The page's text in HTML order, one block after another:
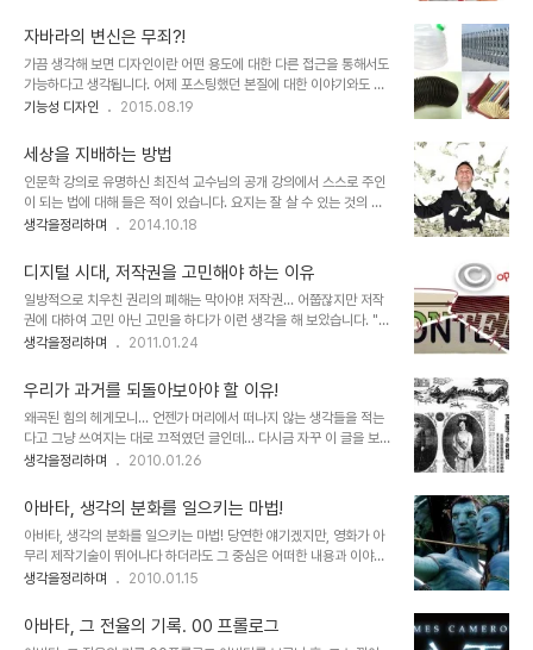
금껏 살아오면서 경험한 분명한 변..
를 비롯해 그간 이 땅에서 벌어져 온 많은 일들에서 그러한 예는 어렵
잖게 볼 수 있습니다. 물론 전적으로 저의 관점이겠지만요. 어쨌든 -듣
고 보고 배워서 그런 건지는 알 수 없지만- 사람들이 줄곧 좋고 나쁨을
구분하려 드는 건 본능 때문인 듯합니다. 아니라면 왜 그러는 걸까요?!
그렇다고 좋은 것과 나쁜 것이란 정해져 있는 것도 아닌 듯한데... 이미
하..
자바라의 변신은 무죄?!
가끔 생각해 보면 디자인이란 어떤 용도에 대한 다른 접근을 통해서도
가능하다고 생각됩니다. 어제 포스팅했던 본질에 대한 이야기와도 연
결되는 것이죠. 누군가 특정한 목적을 가지고 무언가 만들었다 하더라
도 하기 때문입니다. 말하자면 그때 본질은 변한 것이라 할 수 있을 겁
니다. 본질의 왜곡과 변형, 우리가 답이라고 생각하는 건... 자바라라고
알려진 이러한 형태의 디자인은 용도는 달라도 용도에 이용되는 목적
은 동일하지 않을까 싶은데... -또 그러고 보니 자바라 디자인은 누가
처음 한건지.. 정말 대단한 발상이었다는 것이 새롭게 와 닿습니다.-
또다시 "왜 이걸 생각하지 못..
기능성 디자인 2015.08.19
세상을 지배하는 방법
인문학 강의로 유명하신 최진석 교수님의 공개 강의에서 스스로 주인
이 되는 법에 대해 들은 적이 있습니다. 요지는 잘 살 수 있는 것의 해
답, 그건 자기 기준을 가져야 한다는 주장이었습니다. 워낙 달변가시고
력 있게 느껴졌지만, 이내 시간이 흐를수록 그 생각에 대한 접점은 멀
어지는 기분이었습니다. 그래서 왜 그랬을까??를 생각해 보았습니다.
그러니까 본 포스트는 그것에 대해 나름 생각한 이유를 정리하고, 어느
분들이라도 생각을 나눴으면 하는 바램으로 남기는 글입니다. 뭐~ 그
렇지 않은 글이 어디 있겠습니까마는... ^^; 최진석 교수님께서 하신 말
을 누구나 갖기란 어려운 구..
생각을정리하며 2014.10.18
디지털 시대, 저작권을 고민해야 하는 이유
일방적으로 치우친 권리의 폐해는 막아야! 저작권... 어쭙잖지만 저작
권에 대하여 고민 아닌 고민을 하다가 이런 생각을 해 보았습니다. "어
떠한 권리가 한쪽으로 치우쳤을 땐 반드시 문제가 발생하기 마련이
에 이르렀다고 봅니다. 물론 현재, 어떤 누구라도 이 디지털 시대의 저
작권에 대하여 명쾌한 답을 내놓긴 어려울 것이라 생각합니다. 뭐, 혼
자라면 어떤 특정한 방법을 포함하여 어떤 주장이든 펼칠 수는 있겠지
만... ▲ Illustration by Minh Uong/The New York Times
Published: March 1, 2009 음악이나, 책, 글 그림 등등... 이러한
생각을정리하며 2011.01.24
우리가 과거를 되돌아보아야 할 이유!
왜곡된 힘의 헤게모니... 언젠가 머리에서 떠나지 않는 생각들을 적는
다고 그냥 쓰여지는 대로 끄적였던 글인데... 다시금 자꾸 이 글을 보게
됩니다. 스스로라도 요즘 같은 시국에 돌이켜야 할 것들이 아닌가 하는
떤 사람이고 본디 나쁜 이는 없으리라 생각합니다.결국, 어디에선가 보
고, 듣고, 배우게 됨에 따라 허울의 욕망에 의해 그렇게 된 것일 겁니
다.문제는 그 잘못된 헤게모니라고 생각합니다. 하지만 그 그릇된 헤게
모니가참으로 많은 사람들을 힘들고 어렵게 하고 있습니다. 이 땅의 암
울했던 근대사에 대하여 어줍잖은 지식으로 즉흥적으로 떠오르는 것
은 세상을 위한 마음가..
생각을정리하며 2010.01.26
아바타, 생각의 분화를 일으키는 마법!
아바타, 생각의 분화를 일으키는 마법! 당연한 얘기겠지만, 영화가 아
무리 제작기술이 뛰어나다 하더라도 그 중심은 어떠한 내용과 이야기
를 담고 있느냐가 무엇보다도 중요한 요소일 겁니다. 몇해 전 수백억의
며, 나라가 온통 시끄러웠던 심형래 감독의 영화 "디워"의 기억은 좋은
예가 되리라 생각합니다. 물론 이상한 논리들로 찬반이 엇갈리며 지저
생각을정리하며 2010.01.15
아바타, 그 전율의 기록. 00 프롤로그